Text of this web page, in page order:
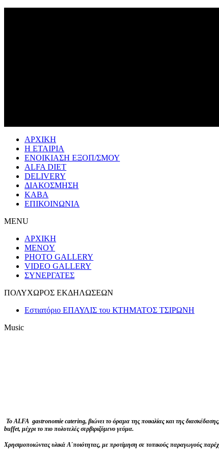
ΑΡΧΙΚΗ
Η ΕΤΑΙΡΙΑ
ΕΝΟΙΚΙΑΣΗ ΕΞΟΠ/ΣΜΟΥ
ALFA DIET
DELIVERY
ΔΙΑΚΟΣΜΗΣΗ
ΚΑΒΑ
ΕΠΙΚΟΙΝΩΝΙΑ
MENU
ΑΡΧΙΚΗ
MENOY
PHOTO GALLERY
VIDEO GALLERY
ΣΥΝΕΡΓΑΤΕΣ
ΠΟΛΥΧΩΡΟΣ ΕΚΔΗΛΩΣΕΩΝ
Εστιατόριο ΕΠΑΥΛΙΣ του ΚΤΗΜΑΤΟΣ ΤΣΙΡΩΝΗ
Music
ΤοALFA gastronomie catering, βιώνει το όραμα της ποικιλίας και της
buffet, μέχρι το πιο πολυτελές σερβιριζόμενο γεύμα.
Χρησιμοποιώντας υλικά Α΄ποιότητας, με προτίμηση σε τοπικούς παραγωγούς